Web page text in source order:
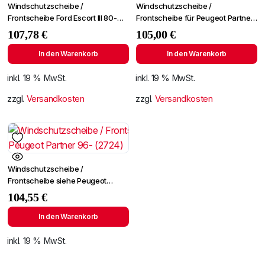
Windschutzscheibe /
Frontscheibe Ford Escort III 80-
+SPF
107,78€
In den Warenkorb
inkl. 19 % MwSt.
zzgl. Versandkosten
Windschutzscheibe /
Frontscheibe für Peugeot Partner
ab 1996
105,00€
In den Warenkorb
inkl. 19 % MwSt.
zzgl. Versandkosten
Windschutzscheibe /
Frontscheibe siehe Peugeot
Partner 96- (2724)
104,55€
In den Warenkorb
inkl. 19 % MwSt.